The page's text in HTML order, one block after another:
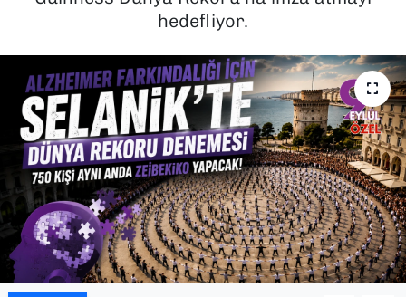
hedefliyor.
YAŞAM
YEREL YÖNETİMLER